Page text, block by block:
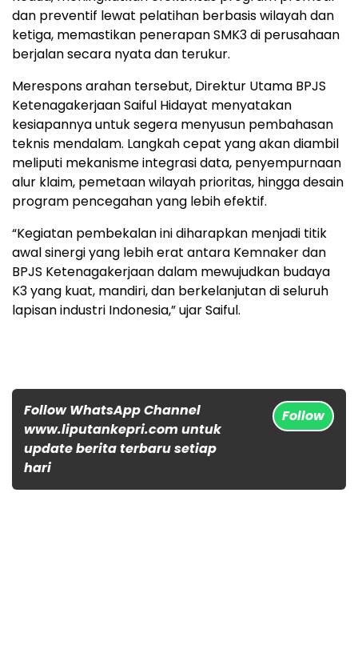
dan preventif lewat pelatihan berbasis wilayah dan
ketiga, memastikan penerapan SMK3 di perusahaan
berjalan secara nyata dan terukur.
Merespons arahan tersebut, Direktur Utama BPJS
Ketenagakerjaan Saiful Hidayat menyatakan
kesiapannya untuk segera menyusun pembahasan
teknis mendalam. Langkah cepat yang akan diambil
meliputi mekanisme integrasi data, penyempurnaan
alur klaim, pemetaan wilayah prioritas, hingga desain
program pencegahan yang lebih efektif.
“Kegiatan pembekalan ini diharapkan menjadi titik
awal sinergi yang lebih erat antara Kemnaker dan
BPJS Ketenagakerjaan dalam mewujudkan budaya
K3 yang kuat, mandiri, dan berkelanjutan di seluruh
lapisan industri Indonesia,” ujar Saiful.
Follow WhatsApp Channel
www.liputankepri.com untuk
update berita terbaru setiap
hari
Follow